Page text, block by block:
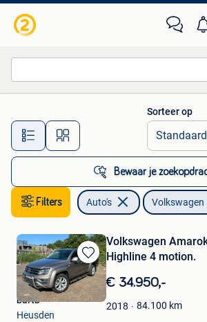
Alle afstanden…
Sorteer op
Bewaar je
Filters Auto's Volkswagen
Bewaren
in
Mijn
Favorieten
Volkswagen
Highline 4 motion.
€ 34.950,-
2018 84.100 km
bartb
Heusden